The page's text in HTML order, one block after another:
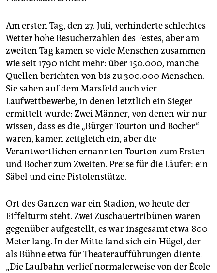
Am ersten Tag, den 27. Juli, verhinderte schlechtes
Wetter hohe Besucherzahlen des Festes, aber am
zweiten Tag kamen so viele Menschen zusammen
wie seit 1790 nicht mehr: über 150.000, manche
Quellen berichten von bis zu 300.000 Menschen.
Sie sahen auf dem Marsfeld auch vier
Laufwettbewerbe, in denen letztlich ein Sieger
ermittelt wurde: Zwei Männer, von denen wir nur
wissen, dass es die „Bürger Tourton und Bocher“
waren, kamen zeitgleich ein, aber die
Verantwortlichen ernannten Tourton zum Ersten
und Bocher zum Zweiten. Preise für die Läufer: ein
Säbel und eine Pistolenstütze.
Ort des Ganzen war ein Stadion, wo heute der
Eiffelturm steht. Zwei Zuschauertribünen waren
gegenüber aufgestellt, es war insgesamt etwa 800
Meter lang. In der Mitte fand sich ein Hügel, der
als Bühne etwa für Theateraufführungen diente.
„Die Laufbahn verlief normalerweise von der École